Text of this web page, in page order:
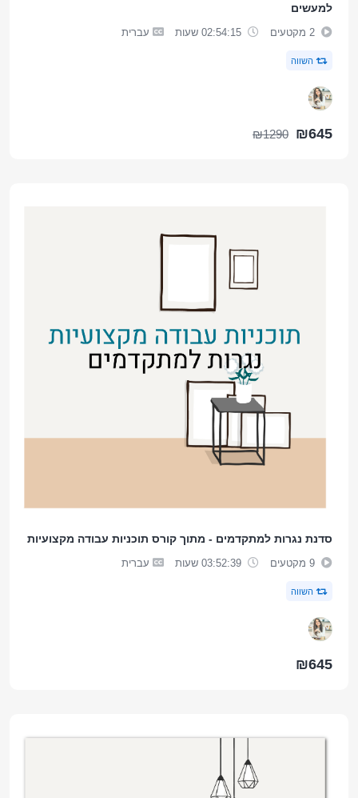
למעשים
עברית
השווה
₪645
₪1290
סדנת נגרות למתקדמים - מתוך קורס תוכניות עבודה מקצועיות
עברית
השווה
₪645